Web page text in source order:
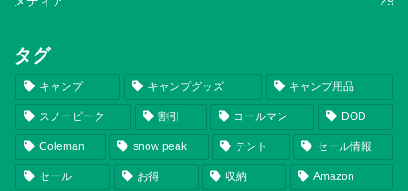
タグ
キャンプ キャンプグッズ キャンプ用品
スノーピーク 割引 コールマン DOD
Coleman snow peak テント セール情報
セール お得 収納 Amazon